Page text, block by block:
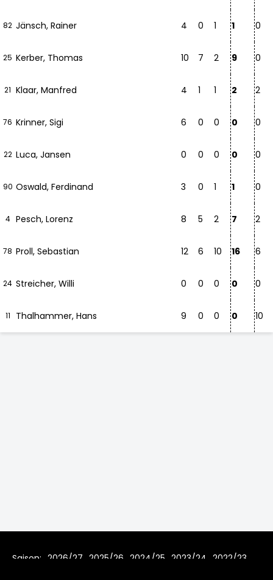
82 Jänsch, Rainer 4 0 1 1 0
25 Kerber, Thomas 10 7 2 9 0
21 Klaar, Manfred 4 1 1 2 2
76 Krinner, Sigi 6 0 0 0 0
22 Luca, Jansen 0 0 0 0 0
90 Oswald, Ferdinand 3 0 1 1 0
4 Pesch, Lorenz 8 5 2 7 2
78 Proll, Sebastian 12 6 10 16 6
24 Streicher, Willi 0 0 0 0 0
11 Thalhammer, Hans 9 0 0 0 10
Saison: 2026/27 2025/26 2024/25 2023/24
2022/23